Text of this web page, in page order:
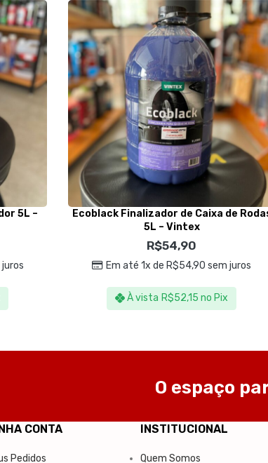
5L –
Ecoblack Finalizador de Caixa de
5L – Vintex
R$54,90
Em até 1x de R$54,90 sem juros
À vista R$52,15 no Pix
O espaço
CONTA
Pedidos
INSTITUCIONAL
Quem Somos